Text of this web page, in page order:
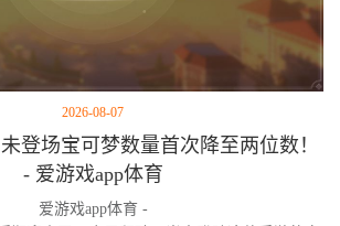
2026-08-07
登场宝可梦数量首次降至两位数！
- 爱游戏app体育
爱游戏app体育 -